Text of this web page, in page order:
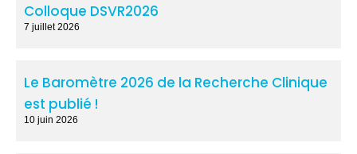
Colloque DSVR2026
7 juillet 2026
Le Baromètre 2026 de la Recherche Clinique
est publié !
10 juin 2026